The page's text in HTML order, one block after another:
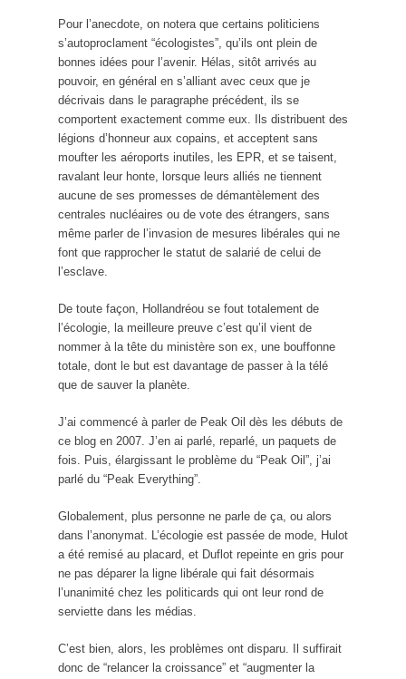
Pour l’anecdote, on notera que certains politiciens
s’autoproclament “écologistes”, qu’ils ont plein de
bonnes idées pour l’avenir. Hélas, sitôt arrivés au
pouvoir, en général en s’alliant avec ceux que je
décrivais dans le paragraphe précédent, ils se
comportent exactement comme eux. Ils distribuent des
légions d’honneur aux copains, et acceptent sans
moufter les aéroports inutiles, les EPR, et se taisent,
ravalant leur honte, lorsque leurs alliés ne tiennent
aucune de ses promesses de démantèlement des
centrales nucléaires ou de vote des étrangers, sans
même parler de l’invasion de mesures libérales qui ne
font que rapprocher le statut de salarié de celui de
l’esclave.
De toute façon, Hollandréou se fout totalement de
l’écologie, la meilleure preuve c’est qu’il vient de
nommer à la tête du ministère son ex, une bouffonne
totale, dont le but est davantage de passer à la télé
que de sauver la planète.
J’ai commencé à parler de Peak Oil dès les débuts de
ce blog en 2007. J’en ai parlé, reparlé, un paquets de
fois. Puis, élargissant le problème du “Peak Oil”, j’ai
parlé du “Peak Everything”.
Globalement, plus personne ne parle de ça, ou alors
dans l’anonymat. L’écologie est passée de mode, Hulot
a été remisé au placard, et Duflot repeinte en gris pour
ne pas déparer la ligne libérale qui fait désormais
l’unanimité chez les politicards qui ont leur rond de
serviette dans les médias.
C’est bien, alors, les problèmes ont disparu. Il suffirait
donc de “relancer la croissance” et “augmenter la